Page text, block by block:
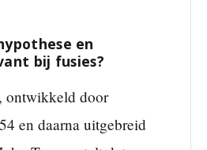
en
bij fusies?
ontwikkeld door
en daarna uitgebreid